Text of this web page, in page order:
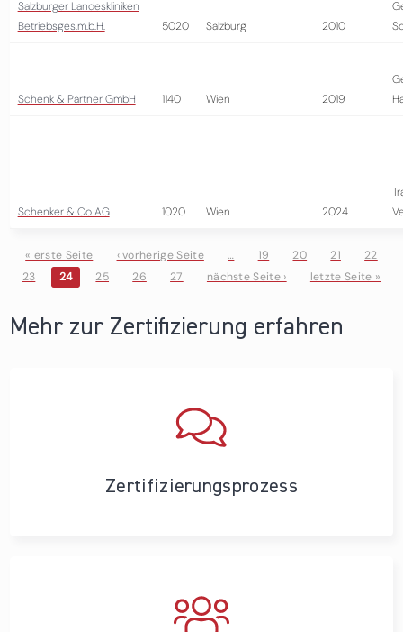
Salzburger Landeskliniken
Betriebsges.m.b.H.
5020 Salzburg 2010
Schenk & Partner GmbH 1140 Wien 2019
Schenker & Co AG 1020 Wien 2024
Seiten
« erste Seite ‹ vorherige Seite … 19 20 21
22
23
24 25 26 27 nächste Seite › letzte Seite »
Mehr zur Zertifizierung erfahren
Zertifizierungs­prozess